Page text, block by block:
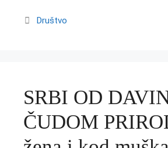
Categories
Društvo
SRBI OD
ČUDOM